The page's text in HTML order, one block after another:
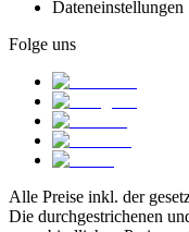
Dateneinstellungen
Folge uns
Alle Preise inkl. der
Die durchgestrichenen